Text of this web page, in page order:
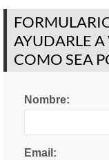
AYUDARLE
COMO SEA
Nombre:
Email: